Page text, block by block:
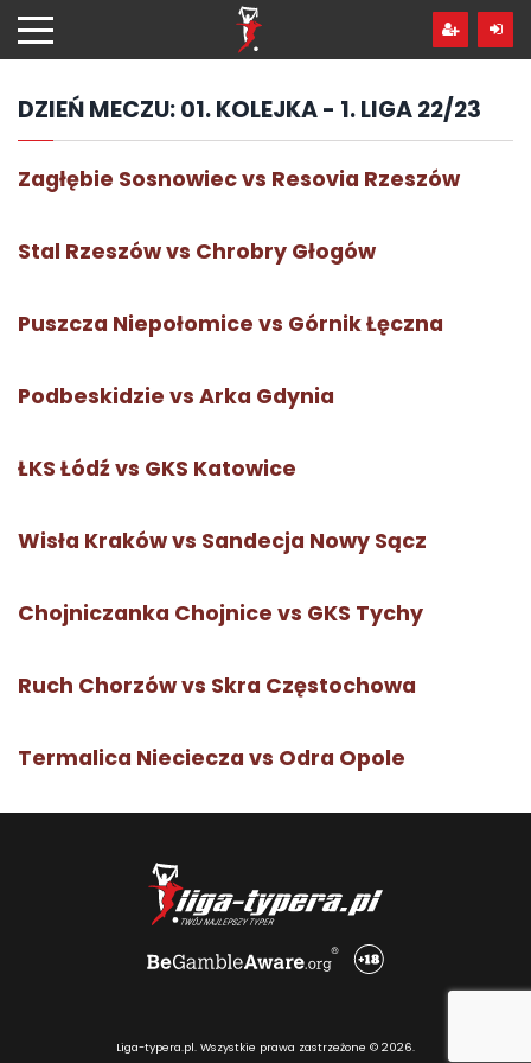
hdo
treści
DZIEŃ MECZU:01. KOLEJKA - 1. LIGA 22/23
Zagłębie Sosnowiec vs Resovia Rzeszów
Stal Rzeszów vs Chrobry Głogów
Puszcza Niepołomice vs Górnik Łęczna
Podbeskidzie vs Arka Gdynia
ŁKS Łódź vs GKS Katowice
Wisła Kraków vs Sandecja Nowy Sącz
Chojniczanka Chojnice vs GKS Tychy
Ruch Chorzów vs Skra Częstochowa
Termalica Nieciecza vs Odra Opole
Liga-typera.pl. Wszystkie prawa zastrzeżone © 2026.